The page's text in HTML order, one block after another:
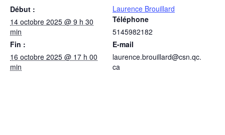
Début :
14 octobre 2025 @ 9 h 30
min
Fin :
16 octobre 2025 @ 17 h 00
min
Laurence Brouillard
Téléphone
5145982182
E-mail
laurence.brouillard@csn.qc.
ca